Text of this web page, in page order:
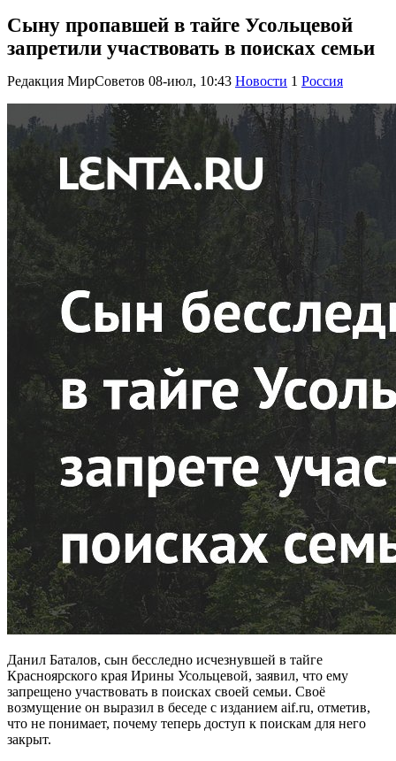
Сыну пропавшей в тайге Усольцевой
запретили участвовать в поисках семьи
Редакция МирСоветов 08-июл, 10:43 Новости 1 Россия
Данил Баталов, сын бесследно исчезнувшей в тайге
Красноярского края Ирины Усольцевой, заявил, что ему
запрещено участвовать в поисках своей семьи. Своё
возмущение он выразил в беседе с изданием aif.ru, отметив,
что не понимает, почему теперь доступ к поискам для него
закрыт.